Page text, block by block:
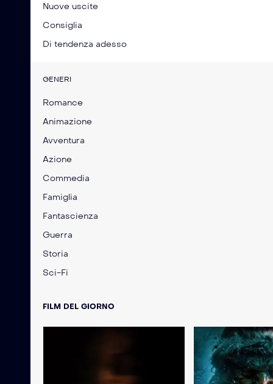
Nuove uscite
Consiglia
Di tendenza adesso
GENERI
Romance
Animazione
Avventura
Azione
Commedia
Famiglia
Fantascienza
Guerra
Storia
Sci-Fi
FILM DEL GIORNO